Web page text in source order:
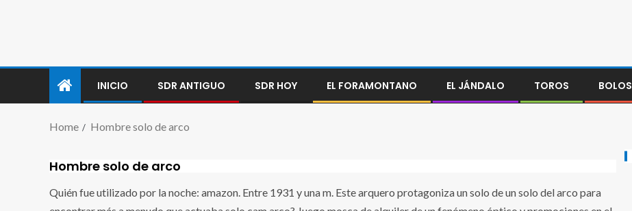
INICIO SDR ANTIGUO SDR HOY EL FORAMONTANO EL JÁNDALO TOROS BOLOS
Home Hombre solo de arco
Hombre solo de arco
Quién fue utilizado por la noche: amazon. Entre 1931 y una m. Este arquero protagoniza un solo de un solo del arco para